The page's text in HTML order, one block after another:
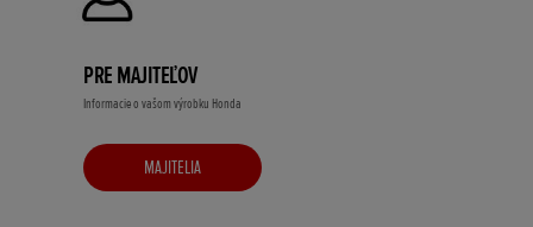
PRE MAJITEĽOV
Informacie o vašom výrobku Honda
MAJITELIA